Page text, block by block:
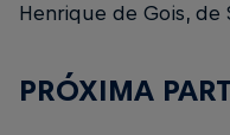
Henrique de Gois, de
PRÓXIMA